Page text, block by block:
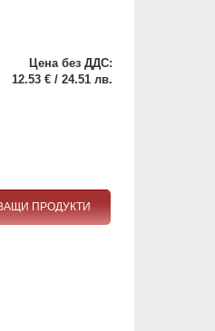
Цена без ДДС:
12.53 € / 24.51 лв.
ПРОДУКТИ